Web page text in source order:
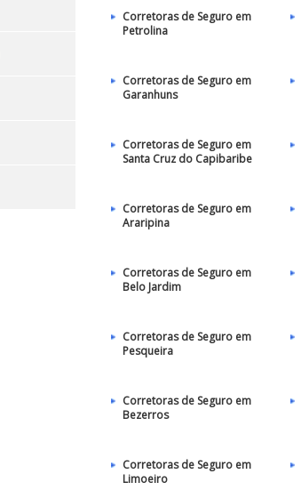
Corretoras de Seguro em
Petrolina
Corretoras de Seguro em
Garanhuns
Corretoras de Seguro em
Santa Cruz do Capibaribe
Corretoras de Seguro em
Araripina
Corretoras de Seguro em
Belo Jardim
Corretoras de Seguro em
Pesqueira
Corretoras de Seguro em
Bezerros
Corretoras de Seguro em
Limoeiro